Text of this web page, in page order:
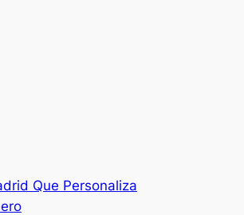
Que Personaliza